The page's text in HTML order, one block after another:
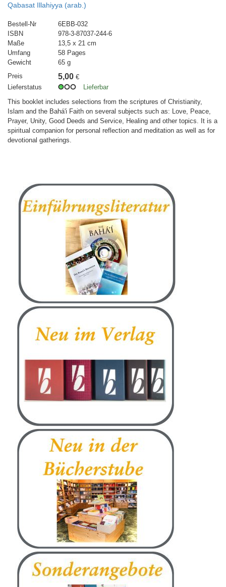
Qabasat Illahiyya (arab.)
Bestell-Nr
6EBB-032
ISBN
978-3-87037-244-6
Maße
13,5 x 21 cm
Umfang
58 Pages
Gewicht
65 g
Preis
5,00 €
Lieferstatus
Lieferbar
This booklet includes selections from the scriptures of Christianity,
Islam and the Bahá'i Faith on several subjects such as: Love, Peace,
Prayer, Unity, Good Deeds and Service, Healing and other topics. It is a
spiritual companion for personal reflection and meditation as well as for
devotional gatherings.